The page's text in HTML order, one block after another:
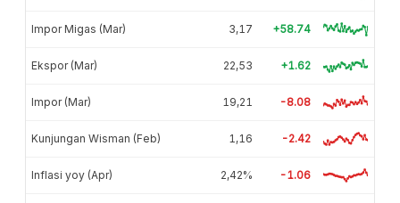
Impor Migas (Mar) 3,17 +58.74
Ekspor (Mar) 22,53 +1.62
Impor (Mar) 19,21 -8.08
Kunjungan Wisman (Feb) 1,16 -2.42
Inflasi yoy (Apr) 2,42% -1.06